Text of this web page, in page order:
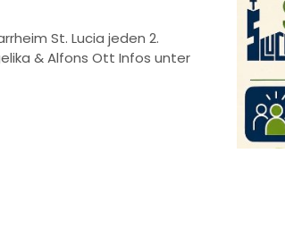
St. Lucia jeden 2.
& Alfons Ott Infos unter